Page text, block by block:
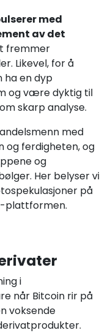
med
av det
fremmer
Likevel, for å
ha en dyp
og være dyktig til
skarp analyse.
med
og ferdigheten, og
og
Her belyser vi
på
plattformen.
i
når Bitcoin rir på
voksende